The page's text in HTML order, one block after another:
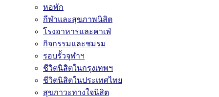
หอพัก
กีฬาและสุขภาพนิสิต
โรงอาหารและคาเฟ่
กิจกรรมและชมรม
รอบรั้วจุฬาฯ
ชีวิตนิสิตในกรุงเทพฯ
ชีวิตนิสิตในประเทศไทย
สุขภาวะทางใจนิสิต